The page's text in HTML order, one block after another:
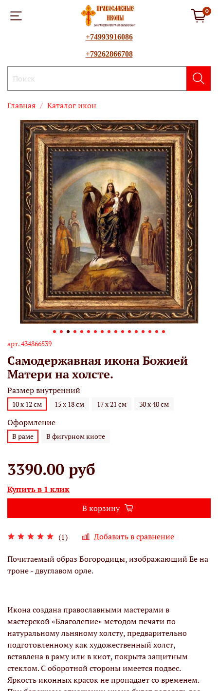
0
+74993916086
+79262866708
Главная Каталог икон
арт.434866539
Самодержавная икона Божией
Матери на холсте.
(1) Добавить в сравнение
Размер внутренний
10 х 12 см 15 х 18 см 17 х 21 см 30 х 40 см
Оформление
В раме В фигурном киоте
3390.00 руб
Купить в 1 клик
В корзину
Почитаемый образ Богородицы, изображающий Ее на
троне - двуглавом орле.
Икона создана православными мастерами в
мастерской «Благолепие» методом печати по
натуральному льняному холсту, предварительно
подготовленному как художественный холст,
вставлена в раму или в киот, покрыта защитным
стеклом. С оборотной стороны имеется подвес.
Яркость иконных красок не пропадает со временем.